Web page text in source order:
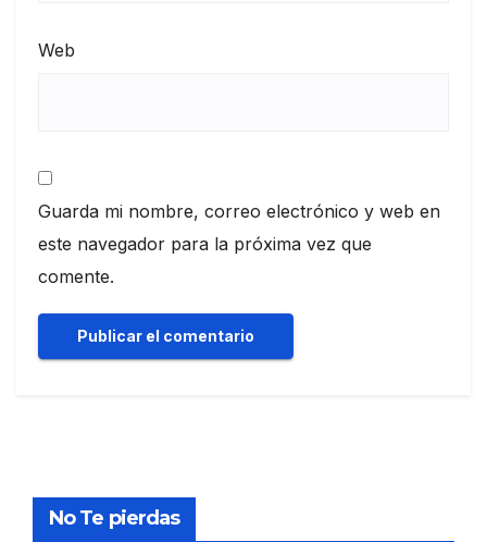
Web
Guarda mi nombre, correo electrónico y web en
este navegador para la próxima vez que
comente.
No Te pierdas